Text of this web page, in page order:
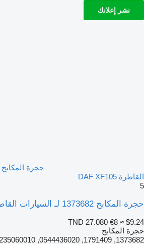
نشر إعلانك
القاطرة DAF XF105
5
حجرة المكابح 1373682 لـ السيارات القاطرة DAF XF105
TND 27.080 €8 ≈ $9.24
حجرة المكابح
1373682, 1791409, 0544436020, 4235060010 1791410